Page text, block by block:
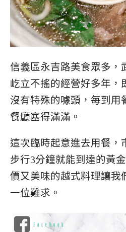
信義區永吉路美食眾多，
屹立不搖的經營好多年，
沒有特殊的噱頭，每到用
餐廳塞得滿滿。
這次臨時起意進去用餐，
步行3分鐘就能到達的黃
價又美味的越式料理讓我
一位難求。